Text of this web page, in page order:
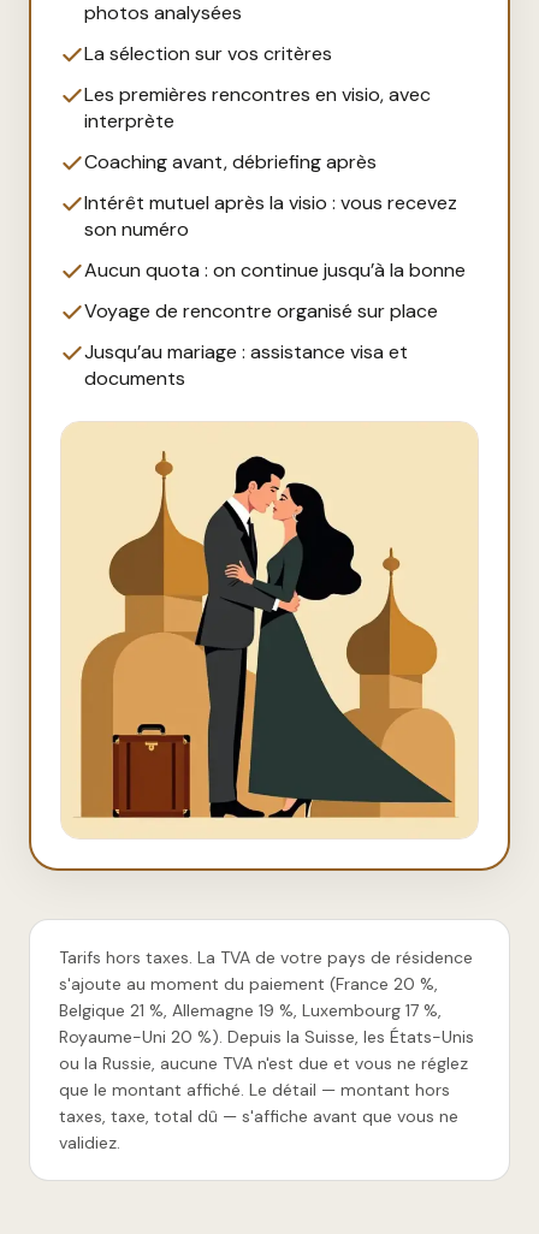
photos analysées
La sélection sur vos critères
Les premières rencontres en visio, avec
interprète
Coaching avant, débriefing après
Intérêt mutuel après la visio : vous recevez
son numéro
Aucun quota : on continue jusqu’à la bonne
Voyage de rencontre organisé sur place
Jusqu’au mariage : assistance visa et
documents
Tarifs hors taxes. La TVA de votre pays de résidence
s'ajoute au moment du paiement (France 20 %,
Belgique 21 %, Allemagne 19 %, Luxembourg 17 %,
Royaume-Uni 20 %). Depuis la Suisse, les États-Unis
ou la Russie, aucune TVA n'est due et vous ne réglez
que le montant affiché. Le détail — montant hors
taxes, taxe, total dû — s'affiche avant que vous ne
validiez.